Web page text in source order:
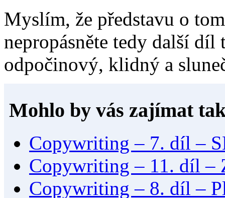
Myslím, že představu o
nepropásněte tedy další díl
odpočinový, klidný a
Mohlo by vás zajímat
Copywriting – 7. díl –
Copywriting – 11. díl –
Copywriting – 8. díl –